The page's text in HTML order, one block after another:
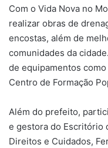
Com o Vida Nova no
realizar obras de
encostas, além de
comunidades da
de equipamentos
Centro de Formação
Além do prefeito,
e gestora do Escritório
Direitos e Cuidados,